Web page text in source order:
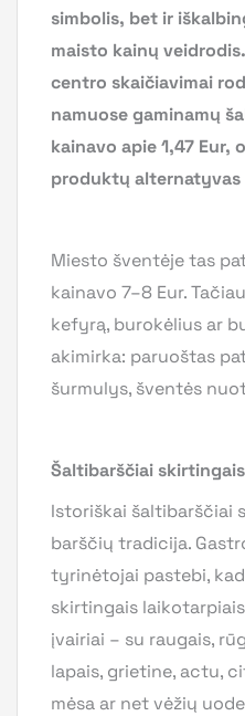
simbolis, bet ir
maisto kainų
centro skaičiavimai
namuose gaminamų
kainavo apie 1,47 Eur,
produktų alternatyvas
Miesto šventėje tas
kainavo 7–8 Eur.
kefyrą, burokėlius ar
akimirka: paruoštas
šurmulys, šventės
Šaltibarščiai
Istoriškai šaltibarščiai
barščių tradicija.
tyrinėtojai pastebi,
skirtingais
įvairiai – su raugais,
lapais, grietine, actu,
mėsa ar net vėžių